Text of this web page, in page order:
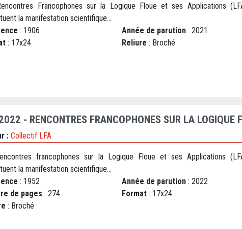
Francophones sur la Logique Floue et ses Applications
la manifestation scientifique...
: 1906 Année de parution : 2021
: 17x24 Reliure : Broché
- RENCONTRES FRANCOPHONES SUR LA LOGIQUE
: Collectif LFA
francophones sur la Logique Floue et ses Applications
la manifestation scientifique...
: 1952 Année de parution : 2022
de pages : 274 Format : 17x24
: Broché